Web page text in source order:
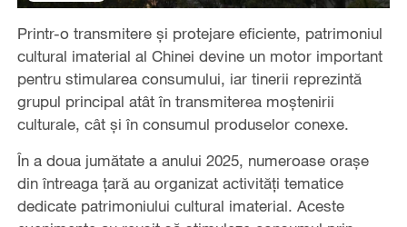
Video
Printr-o transmitere și protejare eficiente, patrimoniul
cultural imaterial al Chinei devine un motor important
pentru stimularea consumului, iar tinerii reprezintă
grupul principal atât în transmiterea moștenirii
culturale, cât și în consumul produselor conexe.
În a doua jumătate a anului 2025, numeroase orașe
din întreaga țară au organizat activități tematice
dedicate patrimoniului cultural imaterial. Aceste